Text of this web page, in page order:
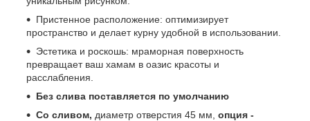
Пристенное расположение: оптимизирует
пространство и делает курну удобной в использовании.
Эстетика и роскошь: мраморная поверхность
превращает ваш хамам в оазис красоты и
расслабления.
Без слива поставляется по умолчанию
Со сливом, диаметр отверстия 45 мм, опция -